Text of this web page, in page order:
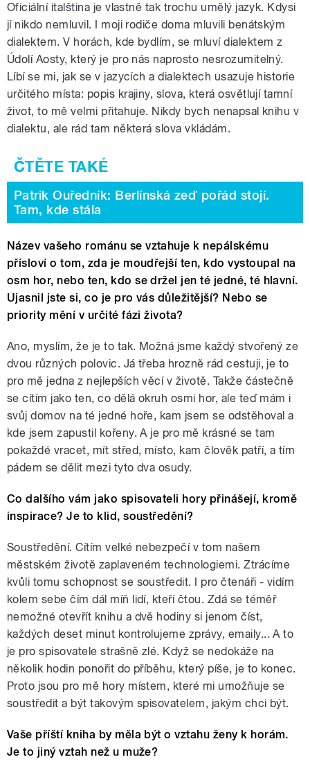
Oficiální italština je vlastně tak trochu umělý jazyk. Kdysi
jí nikdo nemluvil. I moji rodiče doma mluvili benátským
dialektem. V horách, kde bydlím, se mluví dialektem z
Údolí Aosty, který je pro nás naprosto nesrozumitelný.
Líbí se mi, jak se v jazycích a dialektech usazuje historie
určitého místa: popis krajiny, slova, která osvětlují tamní
život, to mě velmi přitahuje. Nikdy bych nenapsal knihu v
dialektu, ale rád tam některá slova vkládám.
Patrik Ouředník: Berlínská zeď pořád stojí.
Tam, kde stála
Název vašeho románu se vztahuje k nepálskému
přísloví o tom, zda je moudřejší ten, kdo vystoupal na
osm hor, nebo ten, kdo se držel jen té jedné, té hlavní.
Ujasnil jste si, co je pro vás důležitější? Nebo se
priority mění v určité fázi života?
Ano, myslím, že je to tak. Možná jsme každý stvořený ze
dvou různých polovic. Já třeba hrozně rád cestuji, je to
pro mě jedna z nejlepších věcí v životě. Takže částečně
se cítím jako ten, co dělá okruh osmi hor, ale teď mám i
svůj domov na té jedné hoře, kam jsem se odstěhoval a
kde jsem zapustil kořeny. A je pro mě krásné se tam
pokaždé vracet, mít střed, místo, kam člověk patří, a tím
pádem se dělit mezi tyto dva osudy.
Co dalšího vám jako spisovateli hory přinášejí, kromě
inspirace? Je to klid, soustředění?
Soustředění. Cítím velké nebezpečí v tom našem
městském životě zaplaveném technologiemi. Ztrácíme
kvůli tomu schopnost se soustředit. I pro čtenáři - vidím
kolem sebe čím dál míň lidí, kteří čtou. Zdá se téměř
nemožné otevřít knihu a dvě hodiny si jenom číst,
každých deset minut kontrolujeme zprávy, emaily... A to
je pro spisovatele strašně zlé. Když se nedokáže na
několik hodin ponořit do příběhu, který píše, je to konec.
Proto jsou pro mě hory místem, které mi umožňuje se
soustředit a být takovým spisovatelem, jakým chci být.
Vaše příští kniha by měla být o vztahu ženy k horám.
Je to jiný vztah než u muže?